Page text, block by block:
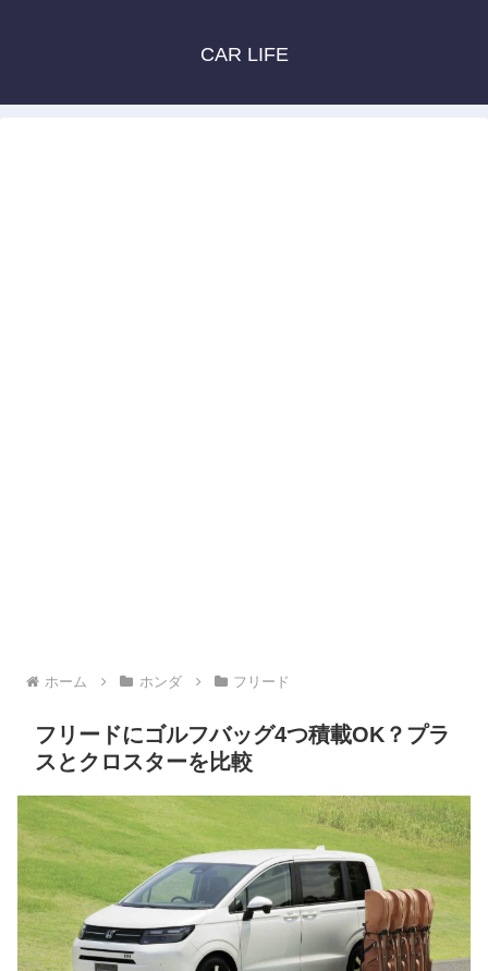
CAR LIFE
ホーム ホンダ フリード
フリードにゴルフバッグ4つ積載OK？プラ
スとクロスターを比較